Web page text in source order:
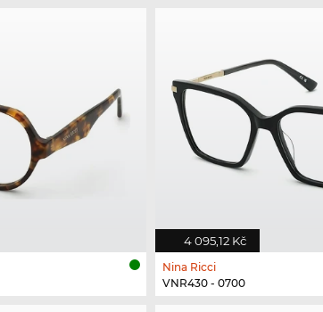
4 095,12 Kč
Nina Ricci
VNR430 - 0700